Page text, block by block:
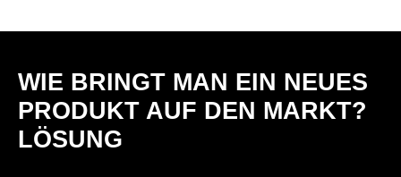
WIE BRINGT MAN EIN NEUES
PRODUKT AUF DEN MARKT?
LÖSUNG